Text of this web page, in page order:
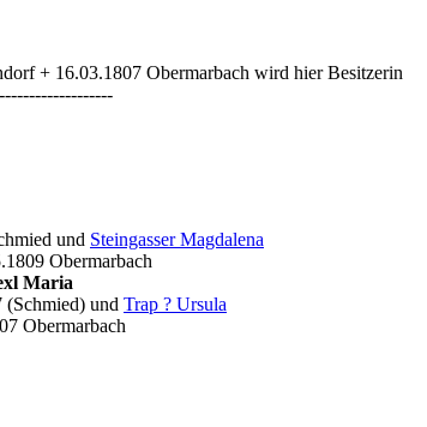
+ 16.03.1807 Obermarbach wird hier Besitzerin
und Steingasser Magdalena
Obermarbach
Maria
(Schmied) und Trap ? Ursula
Obermarbach